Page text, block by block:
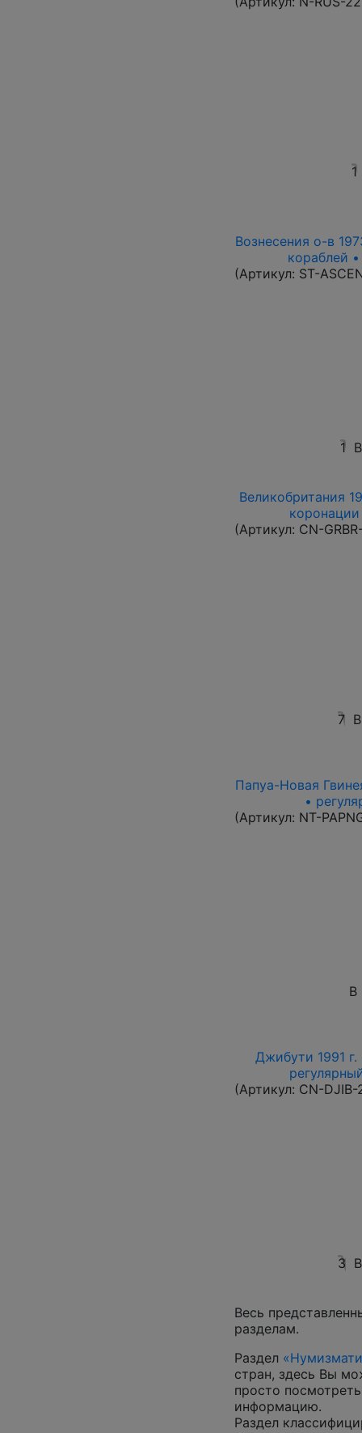
1
Вознесения о-в
кораблей
(Артикул: ST-
1
Великобритания
(Артикул: CN-
7
Папуа-Новая
•
(Артикул: NT-
В
Джибути 1991
(Артикул: CN-DJIB-
3
Весь
разделам.
Раздел
стран, здесь Вы
просто
информацию.
Раздел